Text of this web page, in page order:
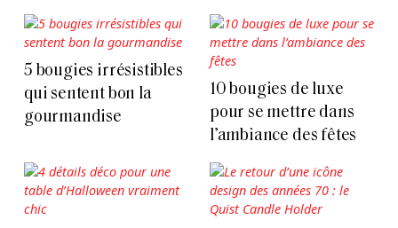
5 bougies irrésistibles
qui sentent bon la
gourmandise
10 bougies de luxe
pour se mettre dans
l’ambiance des fêtes